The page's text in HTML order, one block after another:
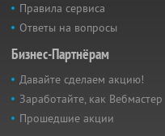
Правила сервиса
Ответы на вопросы
Бизнес-Партнёрам
Давайте сделаем акцию!
Заработайте, как Вебмастер
Прошедшие акции